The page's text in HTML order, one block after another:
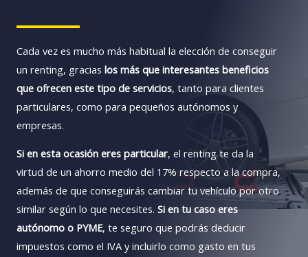
Cada vez es mucho más habitual la elección de conseguir
un renting, gracias los más que interesantes beneficios
que ofrecen este tipo de servicios, tanto para clientes
particulares, como para pequeños autónomos y
empresas.
Si en esta ocasión eres particular, el renting te da la
virtud de un ahorro medio del 17% respecto a la compra,
además de que conseguirás cambiar tu vehículo por otro
similar según lo que necesites. Si en tu caso eres
autónomo o PYME, te seguro que podrás deducir
impuestos como el IVA y incluirlo como gasto en tus